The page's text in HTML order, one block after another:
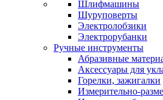
Шлифмашины
Шуруповерты
Электролобзики
Электрорубанки
Ручные инструменты
Абразивные
Аксессуары для
Горелки, зажигалки
Измерительно-